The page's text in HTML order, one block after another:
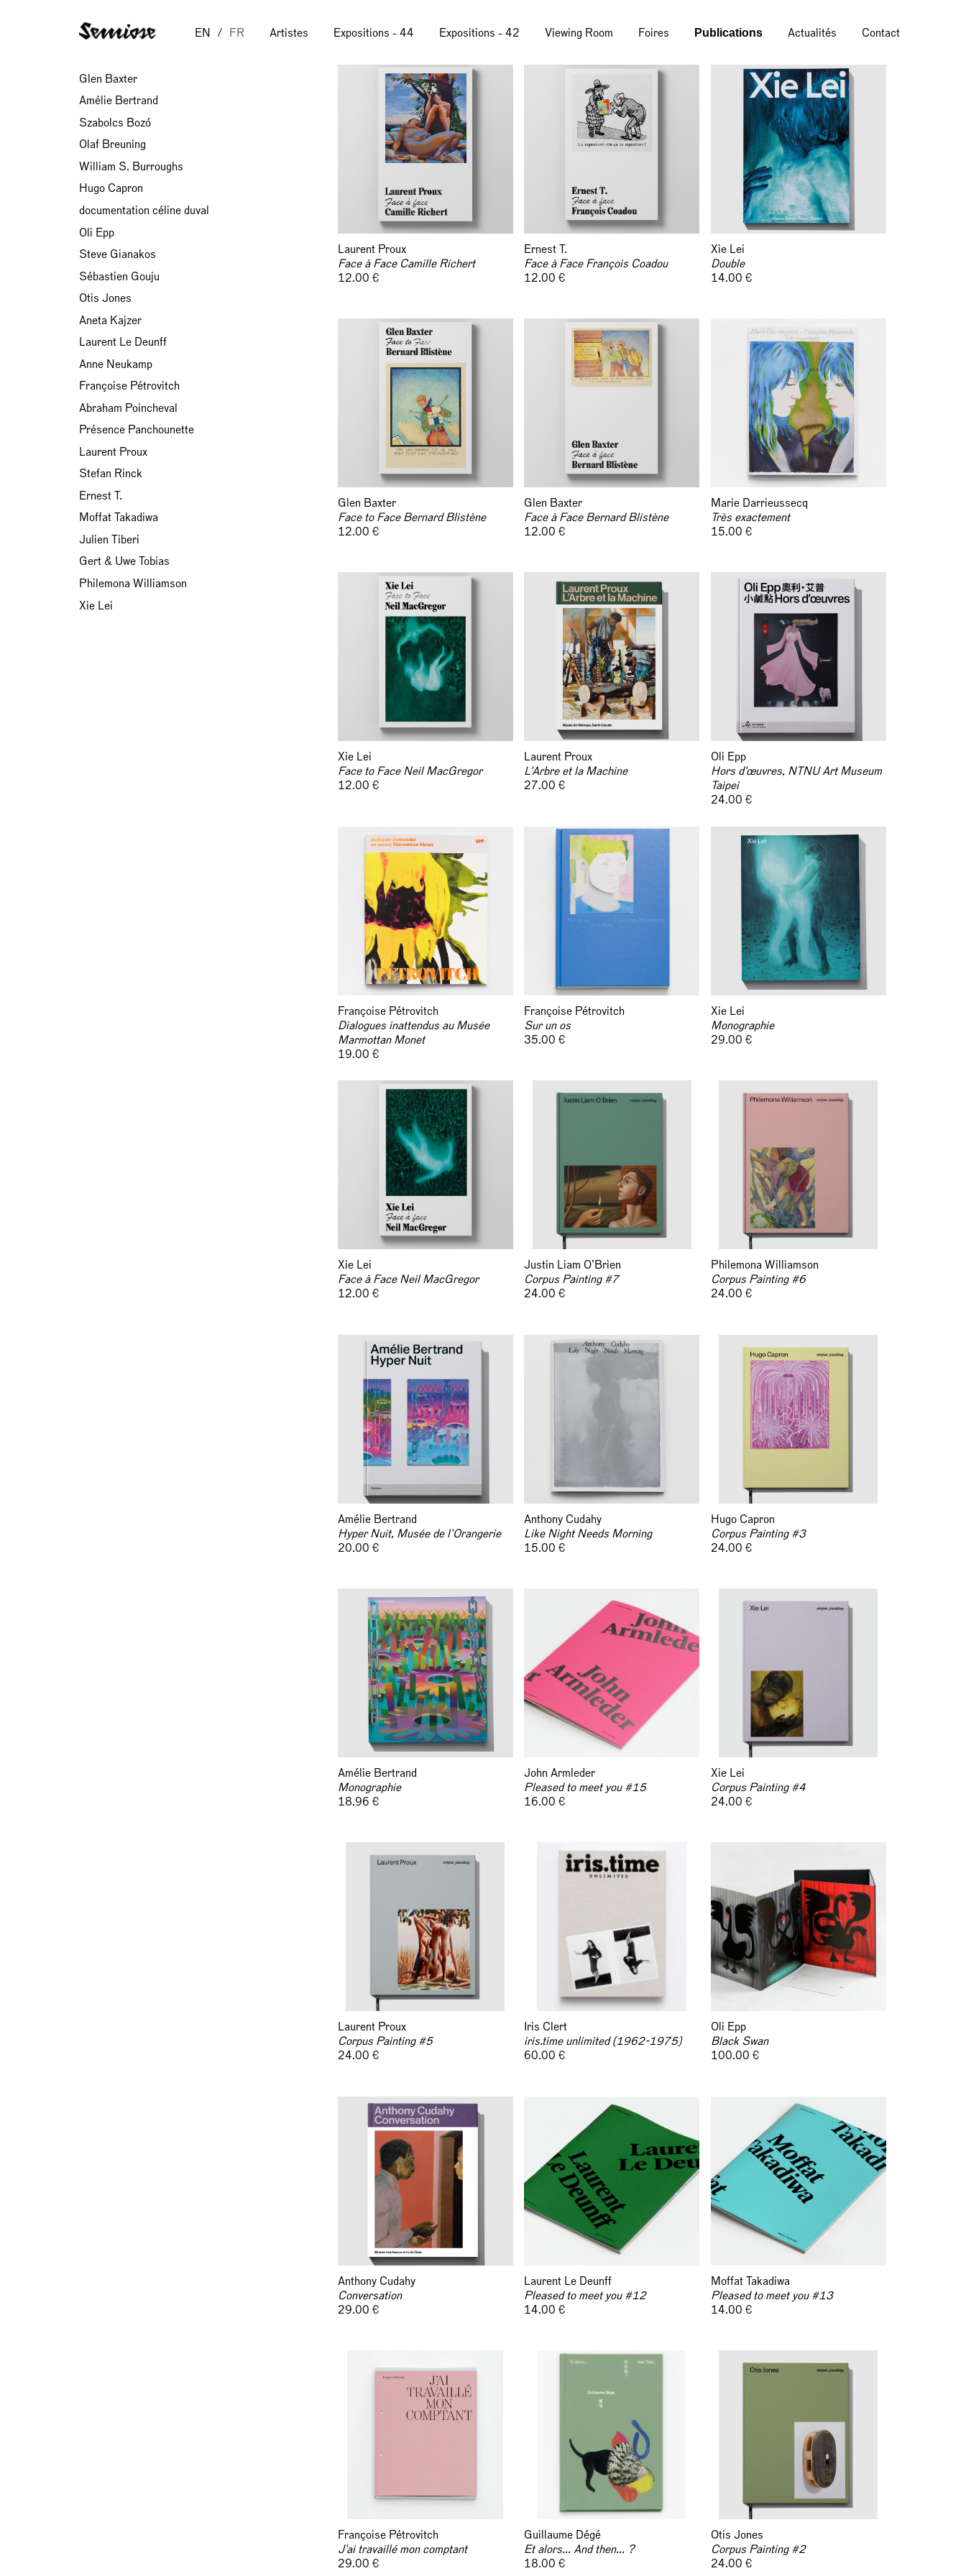
EN FR Artistes Expositions - 44 Expositions - 42 Viewing Room Foires Publications Actualités Contact
Glen Baxter
Amélie Bertrand
Szabolcs Bozó
Olaf Breuning
William S. Burroughs
Hugo Capron
documentation céline duval
Oli Epp
Steve Gianakos
Sébastien Gouju
Otis Jones
Aneta Kajzer
Laurent Le Deunff
Anne Neukamp
Françoise Pétrovitch
Abraham Poincheval
Présence Panchounette
Laurent Proux
Stefan Rinck
Ernest T.
Moffat Takadiwa
Julien Tiberi
Gert & Uwe Tobias
Philemona Williamson
Xie Lei
Laurent Proux
Face à Face Camille Richert
12.00 €
Ernest T.
Face à Face François Coadou
12.00 €
Xie Lei
Double
14.00 €
Glen Baxter
Face to Face Bernard Blistène
12.00 €
Glen Baxter
Face à Face Bernard Blistène
12.00 €
Marie Darrieussecq
Très exactement
15.00 €
Xie Lei
Face to Face Neil MacGregor
12.00 €
Laurent Proux
L'Arbre et la Machine
27.00 €
Oli Epp
Hors d'œuvres, NTNU Art Museum
Taipei
24.00 €
Françoise Pétrovitch
Dialogues inattendus au Musée
Marmottan Monet
19.00 €
Françoise Pétrovitch
Sur un os
35.00 €
Xie Lei
Monographie
29.00 €
Xie Lei
Face à Face Neil MacGregor
12.00 €
Justin Liam O’Brien
Corpus Painting #7
24.00 €
Philemona Williamson
Corpus Painting #6
24.00 €
Amélie Bertrand
Hyper Nuit, Musée de l'Orangerie
20.00 €
Anthony Cudahy
Like Night Needs Morning
15.00 €
Hugo Capron
Corpus Painting #3
24.00 €
Amélie Bertrand
Monographie
18.96 €
John Armleder
Pleased to meet you #15
16.00 €
Xie Lei
Corpus Painting #4
24.00 €
Laurent Proux
Corpus Painting #5
24.00 €
Iris Clert
iris.time unlimited (1962-1975)
60.00 €
Oli Epp
Black Swan
100.00 €
Anthony Cudahy
Conversation
29.00 €
Laurent Le Deunff
Pleased to meet you #12
14.00 €
Moffat Takadiwa
Pleased to meet you #13
14.00 €
Françoise Pétrovitch
J'ai travaillé mon comptant
29.00 €
Guillaume Dégé
Et alors... And then... ?
18.00 €
Otis Jones
Corpus Painting #2
24.00 €